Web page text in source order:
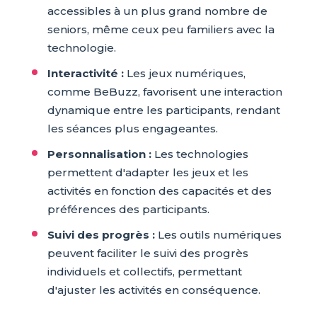
accessibles à un plus grand nombre de
seniors, même ceux peu familiers avec la
technologie.
Interactivité :Les jeux numériques,
comme BeBuzz, favorisent une interaction
dynamique entre les participants, rendant
les séances plus engageantes.
Personnalisation :Les technologies
permettent d'adapter les jeux et les
activités en fonction des capacités et des
préférences des participants.
Suivi des progrès :Les outils numériques
peuvent faciliter le suivi des progrès
individuels et collectifs, permettant
d'ajuster les activités en conséquence.